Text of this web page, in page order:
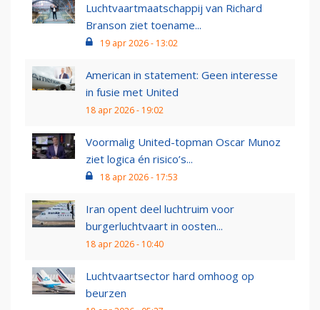
Luchtvaartmaatschappij van Richard
Branson ziet toename...
19 apr 2026 - 13:02
American in statement: Geen interesse
in fusie met United
18 apr 2026 - 19:02
Voormalig United-topman Oscar Munoz
ziet logica én risico’s...
18 apr 2026 - 17:53
Iran opent deel luchtruim voor
burgerluchtvaart in oosten...
18 apr 2026 - 10:40
Luchtvaartsector hard omhoog op
beurzen